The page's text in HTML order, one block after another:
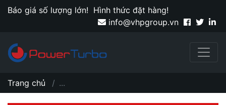
Báo giá số lượng lớn! Hình thức đặt hàng!
info@vhpgroup.vn
Trang chủ ...